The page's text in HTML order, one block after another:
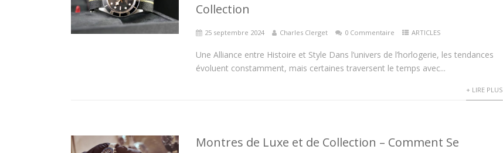
Collection
25 septembre 2024 Charles Clerget 0 Commentaire ARTICLES
Une Alliance entre Histoire et Style Dans l’univers de l’horlogerie, les tendances
évoluent constamment, mais certaines traversent le temps avec...
+ LIRE PLUS
Montres de Luxe et de Collection – Comment Se